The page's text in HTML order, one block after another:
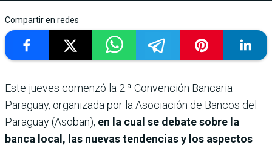
Compartir en redes
Este jueves comenzó la 2.ª Convención Bancaria
Paraguay, organizada por la Asociación de Bancos del
Paraguay (Asoban), en la cual se debate sobre la
banca local, las nuevas tendencias y los aspectos